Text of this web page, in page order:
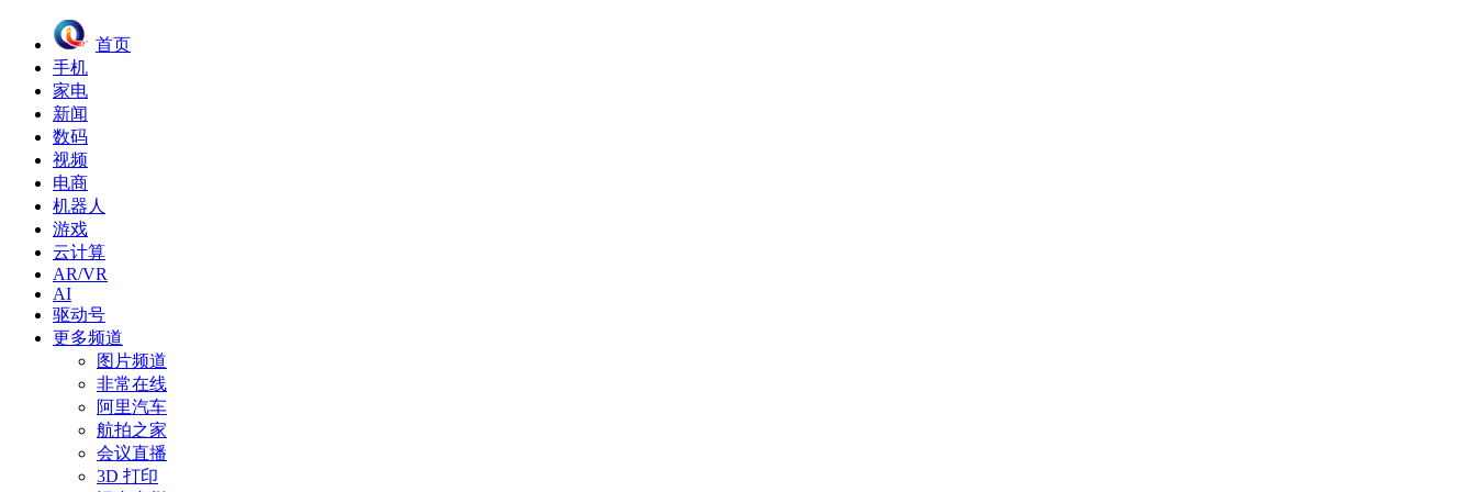
首页
手机
家电
新闻
数码
视频
电商
机器人
游戏
云计算
AR/VR
AI
驱动号
更多频道
图片频道
非常在线
阿里汽车
航拍之家
会议直播
3D 打印